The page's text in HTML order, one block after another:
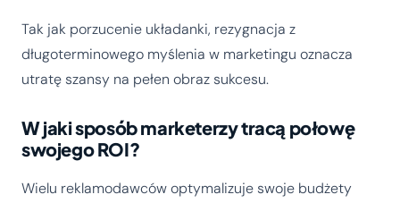
Tak jak porzucenie układanki, rezygnacja z
długoterminowego myślenia w marketingu oznacza
utratę szansy na pełen obraz sukcesu.
W jaki sposób marketerzy tracą połowę
swojego ROI?
Wielu reklamodawców optymalizuje swoje budżety